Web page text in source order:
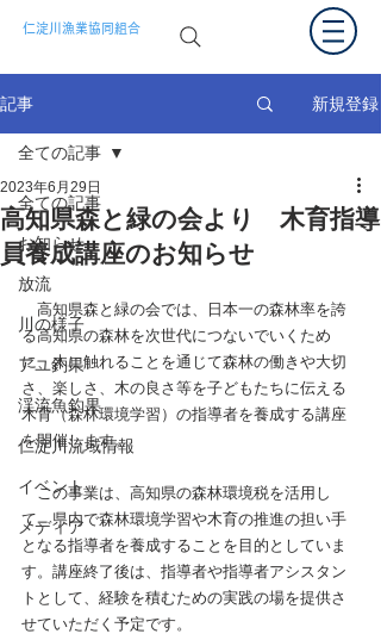
仁淀川漁業協同組合
記事 新規登録
全ての記事
お知らせ
放流
川の様子
アユ釣果
渓流魚釣果
仁淀川流域情報
イベント
メディア
全ての記事
高知県森と緑の会より 木育指導
員養成講座のお知らせ
2023年6月29日
高知県森と緑の会では、日本一の森林率を誇
る高知県の森林を次世代につないでいくため
に、木に触れることを通じて森林の働きや大切
さ、楽しさ、木の良さ等を子どもたちに伝える
木育（森林環境学習）の指導者を養成する講座
を開催します。
この事業は、高知県の森林環境税を活用し
て、県内で森林環境学習や木育の推進の担い手
となる指導者を養成することを目的としていま
す。講座終了後は、指導者や指導者アシスタン
トとして、経験を積むための実践の場を提供さ
せていただく予定です。